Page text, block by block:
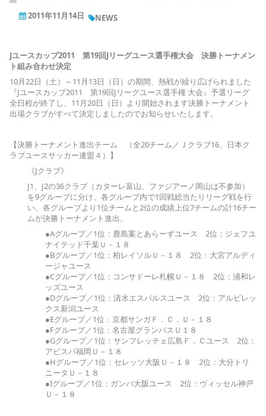
2011年11月14日 NEWS
Jユースカップ2011 第19回Jリーグユース選手権大会 決勝トーナメン
ト組み合わせ決定
10月22日（土）～11月13日（日）の期間、熱戦が繰り広げられました
『Jユースカップ2011 第19回Jリーグユース選手権 大会』予選リーグ
全日程が終了し、11月20日（日）より開始されます決勝トーナメント
出場クラブがすべて決定しましたのでお知らせいたします。
【決勝トーナメント進出チーム （全20チーム／Ｊクラブ16、日本ク
ラブユースサッカー連盟４）】
《Jクラブ》
J1、J2の36クラブ（カターレ富山、ファジアーノ岡山は不参加）
を9グループに分け、各グループ内で1回戦総当たりリーグ戦を行
い、各グループより1位チームと2位の成績上位7チームの計16チー
ムが決勝トーナメント進出。
●Aグループ／1位：鹿島案とあらーずユース 2位：ジェフユ
ナイテッド千葉Ｕ－１８
●Bグループ／1位：柏レイソルＵ－１８ 2位：大宮アルディ
ージャユース
●Cグループ／1位：コンサドーレ札幌Ｕ－１８ 2位：浦和レ
ッズユース
●Dグループ／1位：清水エスパルスユース 2位：アルビレッ
クス新潟ユース
●Eグループ／1位：京都サンガＦ．Ｃ．Ｕ－１８
●Fグループ／1位：名古屋グランパスＵ１８
●Gグループ／1位：サンフレッチェ広島Ｆ．Ｃユース 2位：
アビスパ福岡Ｕ－１８
●Hグループ／1位：セレッソ大阪Ｕ－１８ 2位：大分トリ
ニータＵ－１８
●Iグループ／1位：ガンバ大阪ユース 2位：ヴィッセル神戸
Ｕ－１８